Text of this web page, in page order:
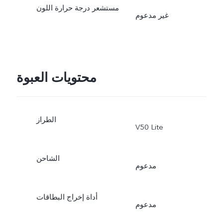
مستشعر درجة حرارة اللون
غير مدعوم
محتويات العبوة
الطراز
V50 Lite
الشاحن
مدعوم
أداة إخراج البطاقات
مدعوم